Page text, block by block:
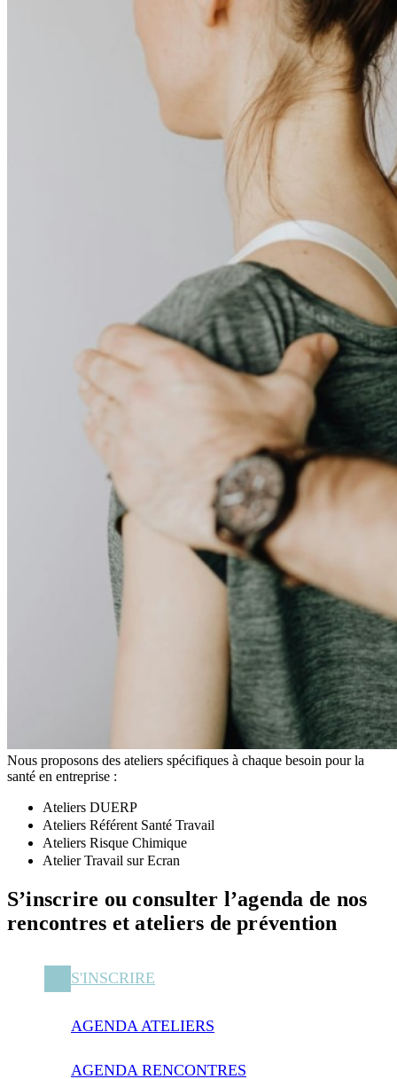
Nous proposons des ateliers spécifiques à chaque besoin pour la
santé en entreprise :
Ateliers DUERP
Ateliers Référent Santé Travail
Ateliers Risque Chimique
Atelier Travail sur Ecran
S’inscrire ou consulter l’agenda de nos
rencontres et ateliers de prévention
S'INSCRIRE
AGENDA ATELIERS
AGENDA RENCONTRES